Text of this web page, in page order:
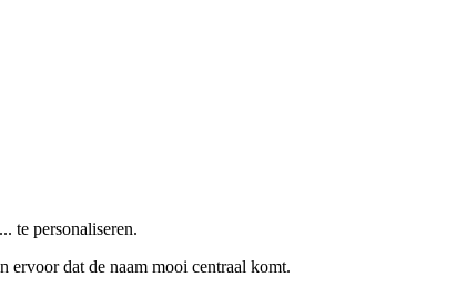
te personaliseren.
dat de naam mooi centraal komt.